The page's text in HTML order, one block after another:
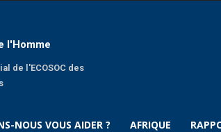
l'Homme
de l'ECOSOC des
NOUS VOUS AIDER ? AFRIQUE